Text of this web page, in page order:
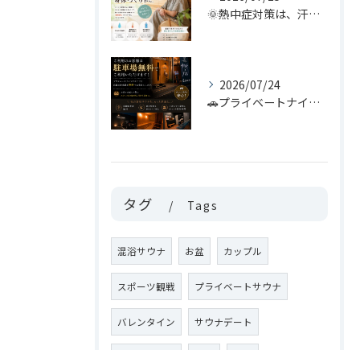
🌞熱中症対策は、汗をかける身体づくりから。
2026/07/24
🚗プライベートナイトサウナをご利用のお客様へ🌙
タグ Tags
混浴サウナ お盆 カップル
スポーツ観戦 プライベートサウナ
バレンタイン サウナデート